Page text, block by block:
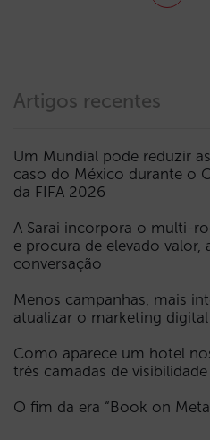
Artigos recentes
Um Mundial pode reduzir
caso do México durante o
da FIFA 2026
A Sarai incorpora o multi-
e procura de elevado valor,
conversação
Menos campanhas, mais
atualizar o marketing
Como aparece um hotel
três camadas de visibilidade
O fim da era “Book on